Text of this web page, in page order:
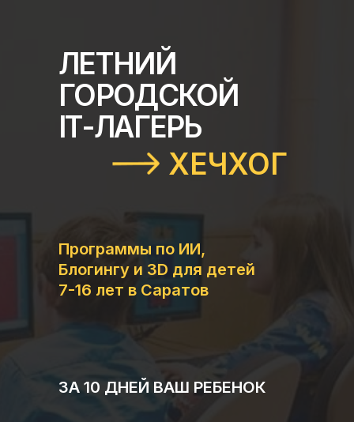
ХЕЧХОГ
ЛЕТНИЙ
ГОРОДСКОЙ
IT-ЛАГЕРЬ
Программы по ИИ,
Блогингу и 3D для детей
7-16 лет в Саратов
ЗА 10 ДНЕЙ ВАШ РЕБЕНОК